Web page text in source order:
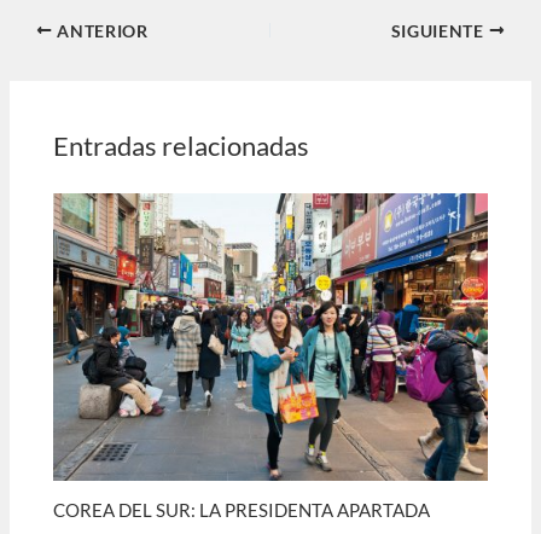
ANTERIOR SIGUIENTE
Entradas relacionadas
COREA DEL SUR: LA PRESIDENTA APARTADA